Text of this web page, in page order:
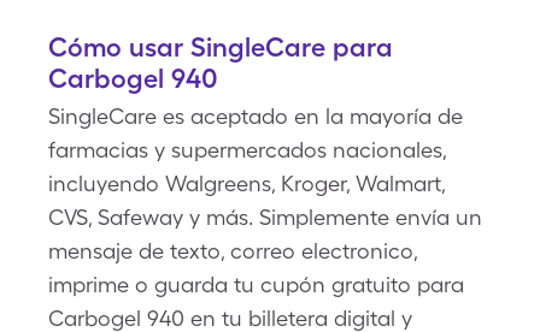
Cómo usar SingleCare para
Carbogel 940
SingleCare es aceptado en la mayoría de
farmacias y supermercados nacionales,
incluyendo Walgreens, Kroger, Walmart,
CVS, Safeway y más. Simplemente envía un
mensaje de texto, correo electronico,
imprime o guarda tu cupón gratuito para
Carbogel 940 en tu billetera digital y